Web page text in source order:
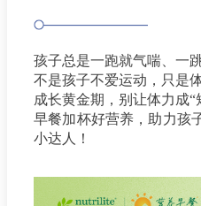
孩子总是一跑就气喘、一
不是孩子不爱运动，只是
成长黄金期，别让体力成“
早餐加杯好营养，助力孩
小达人！